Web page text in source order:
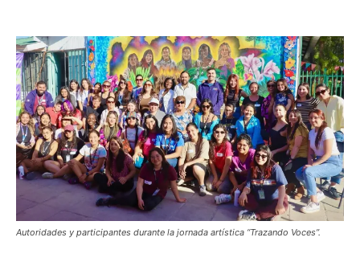
Autoridades y participantes durante la jornada artística “Trazando Voces”.